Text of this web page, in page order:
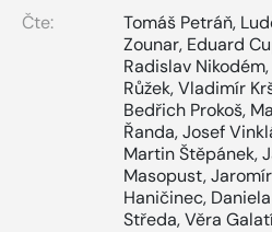
Čte:
Tomáš Petráň,
Zounar, Eduard
Radislav Nikodém,
Růžek,Vladimír
Bedřich Prokoš,
Řanda,Josef
Martin Štěpánek,
Masopust,
Haničinec,
Středa,Věra